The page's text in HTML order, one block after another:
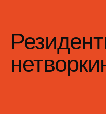
гибкие
совместной
работы Scrum и
развиваю